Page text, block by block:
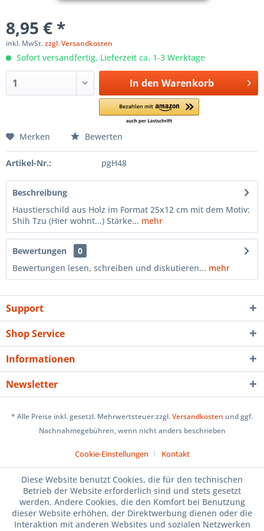
8,95 € *
inkl. MwSt.zzgl. Versandkosten
Sofort versandfertig, Lieferzeit ca. 1-3 Werktage
In den Warenkorb
Merken Bewerten
Artikel-Nr.: pgH48
Beschreibung
Haustierschild aus Holz im Format 25x12 cm mit dem Motiv:
Shih Tzu (Hier wohnt...) Stärke... mehr
Bewertungen
0
Bewertungen lesen, schreiben und diskutieren... mehr
Support
Shop Service
Informationen
Newsletter
* Alle Preise inkl. gesetzl. Mehrwertsteuer zzgl.Versandkosten und ggf.
Nachnahmegebühren, wenn nicht anders beschrieben
Cookie-Einstellungen Kontakt
Diese Website benutzt Cookies, die für den technischen
Betrieb der Website erforderlich sind und stets gesetzt
werden. Andere Cookies, die den Komfort bei Benutzung
dieser Website erhöhen, der Direktwerbung dienen oder die
Interaktion mit anderen Websites und sozialen Netzwerken